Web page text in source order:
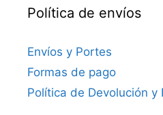
Política de envíos
Envíos y Portes
Formas de pago
Política de Devolución y